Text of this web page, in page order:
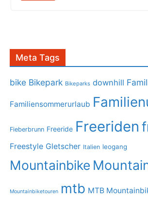
Meta Tags
bike Bikepark Bikeparks downhill
Familiensommerurlaub
Fieberbrunn Freeride Freeriden
Freestyle Gletscher Italien leogang
Mountainbike
Mountainbiketouren mtb MTB